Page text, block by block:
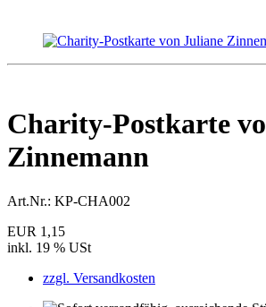
Charity-Postkarte
Zinnemann
Art.Nr.: KP-CHA002
EUR 1,15
inkl. 19 % USt
zzgl. Versandkosten